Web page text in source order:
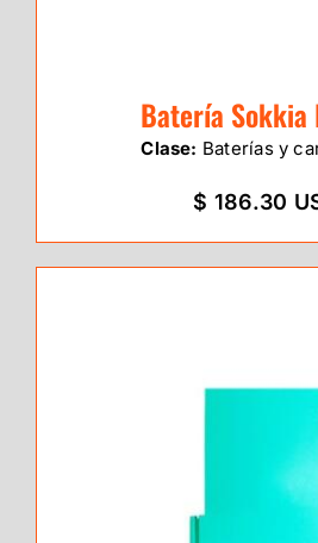
Batería Sokkia
Clase: Baterías y
$ 186.30